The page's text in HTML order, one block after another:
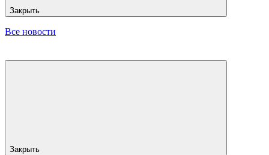
Закрыть
Все новости
Закрыть